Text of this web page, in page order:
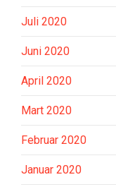
Juli 2020
Juni 2020
April 2020
Mart 2020
Februar 2020
Januar 2020